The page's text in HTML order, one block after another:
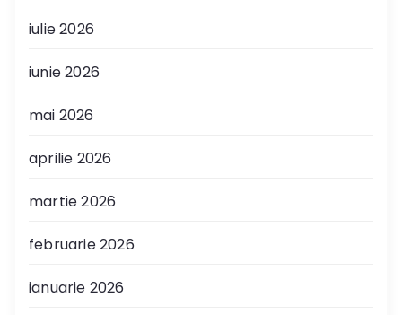
iulie 2026
iunie 2026
mai 2026
aprilie 2026
martie 2026
februarie 2026
ianuarie 2026